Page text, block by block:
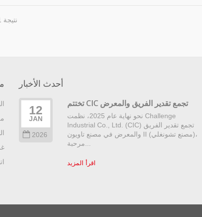
نتيجة 1 - 8 من 8
أحدث الأخبار
12
JAN
2026
تختتم CIC تجمع تقدير الفريق والمعرض
نحو نهاية عام 2025، نظمت Challenge
Industrial Co., Ltd. (CIC) تجمع تقدير الفريق
والمعرض في مصنع تاويون II (مصنع تشونغلي)،
مرحبة...
اقرأ المزيد